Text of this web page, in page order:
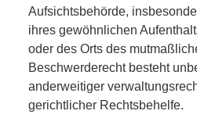
Aufsichtsbehörde,
ihres gewöhnlichen
oder des Orts des
Beschwerderecht besteht
anderweitiger
gerichtlicher Rechtsbehelfe.